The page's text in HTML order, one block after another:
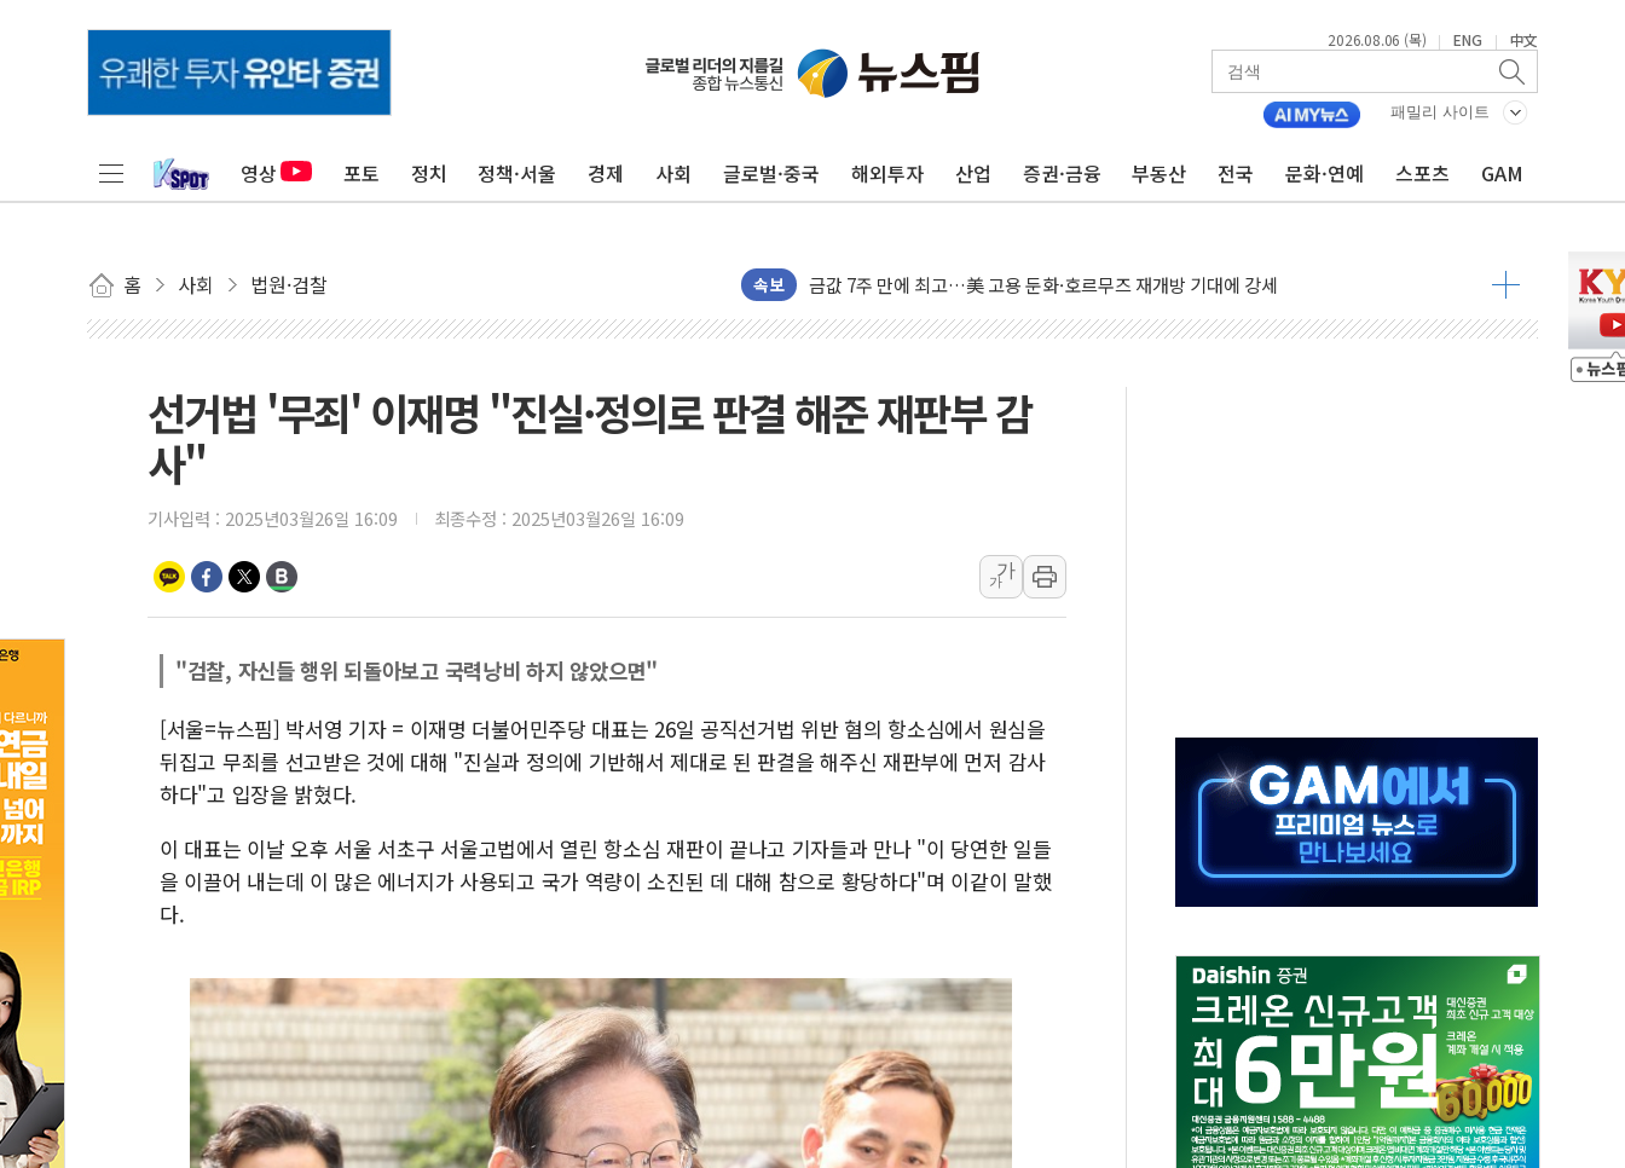
2026.08.06 (목) | ENG | 中文
패밀리 사이트
영상 포토 정치 정책·서울 경제 사회 글로벌·중국 해외투자 산업 증권·금융 부동산 전국 문화·연예 스포츠 GAM
홈 사회 법원·검찰 속보
구광모, 내주 실리콘밸리서 젠슨 황 재회…로봇·AI 데이터센터·모빌리티 구체화
뉴욕증시 개장 전 특징주...모더나·아이온큐·도어대시↑ VS 샌디스크·피그마·앱러빈↓
뉴욕증시 프리뷰, 미 주가선물 AI주 차익실현 속 혼조세...웨스턴디지털·샌디스크↓
청와대, 북한 단거리 탄도미사일 발사에 긴급 안보 점검회의
[인도증시] 중동 긴장 완화에 실적 호조까지, 상승...호실적 보고 기업 상승세 뚜렷
러, 1인칭시점 드론으로 우크라 민간인 '사파리' 공격… 시민들 공포감 극대화 전략
'월가의 황제' 다이먼 "금융시장 레버리지 위험수위…숨은 차입이 더 큰 변수"
양주 섬유염색공장서 화재 1명 중상…대응 1단계 진압 중
우크라 드론 전술, 중남미 콜롬비아에 새 안보 위기… 반군·마약카르텔이 습득해 전투 활용
동해해경, 독도 해상서 부유물 감긴 어선 구조
해군과 함께하는 '불금전파, 송정' 시즌2
강원도 폭염특보 11일째…온열질환·가축 피해 최소화 '총력 대응'
선거법 '무죄' 이재명 "진실·정의로 판결 해준 재판부 감
사"
기사입력 : 2025년03월26일 16:09 최종수정 : 2025년03월26일 16:09
가
가
"검찰, 자신들 행위 되돌아보고 국력낭비 하지 않았으면"
[서울=뉴스핌] 박서영 기자 = 이재명 더불어민주당 대표는 26일 공직선거법 위반 혐의 항소심에서 원심을
뒤집고 무죄를 선고받은 것에 대해 "진실과 정의에 기반해서 제대로 된 판결을 해주신 재판부에 먼저 감사
하다"고 입장을 밝혔다.
이 대표는 이날 오후 서울 서초구 서울고법에서 열린 항소심 재판이 끝나고 기자들과 만나 "이 당연한 일들
을 이끌어 내는데 이 많은 에너지가 사용되고 국가 역량이 소진된 데 대해 참으로 황당하다"며 이같이 말했
다.